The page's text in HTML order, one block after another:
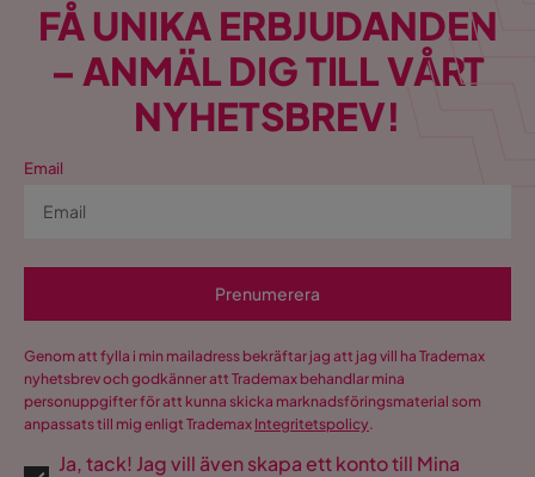
FÅ UNIKA ERBJUDANDEN
– ANMÄL DIG TILL VÅRT
NYHETSBREV!
Email
Prenumerera
Genom att fylla i min mailadress bekräftar jag att jag vill ha Trademax
nyhetsbrev och godkänner att Trademax behandlar mina
personuppgifter för att kunna skicka marknadsföringsmaterial som
anpassats till mig enligt Trademax Integritetspolicy.
Ja, tack! Jag vill även skapa ett konto till Mina